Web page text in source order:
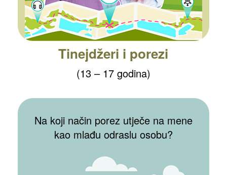
Tinejdžeri i porezi
(13 – 17 godina)
Na koji način porez utječe na mene
kao mlađu odraslu osobu?